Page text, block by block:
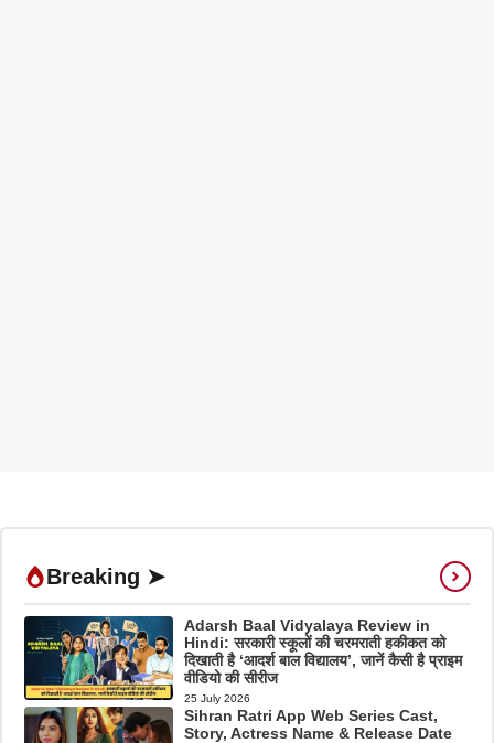
Breaking ➤
Adarsh Baal Vidyalaya Review in
Hindi: सरकारी स्कूलों की चरमराती हकीकत को
दिखाती है ‘आदर्श बाल विद्यालय’, जानें कैसी है प्राइम
वीडियो की सीरीज
25 July 2026
Sihran Ratri App Web Series Cast,
Story, Actress Name & Release Date